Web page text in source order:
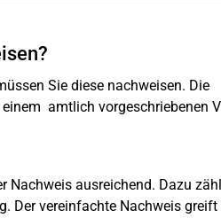
Sie diese nachweisen. Die
amtlich vorgeschriebenen
Nachweis ausreichend. Dazu
Der vereinfachte Nachweis greift